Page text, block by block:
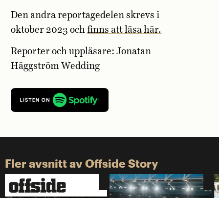
Den andra reportagedelen skrevs i
oktober 2023 ochfinns att läsa här.
Reporter och uppläsare: Jonatan
Häggström Wedding
Fler avsnitt av Offside Story